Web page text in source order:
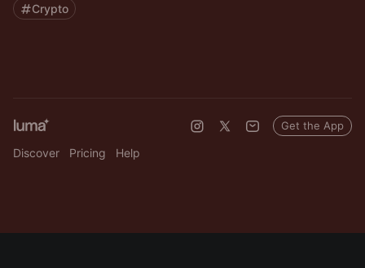
Crypto
Discover Pricing Help
Get the App